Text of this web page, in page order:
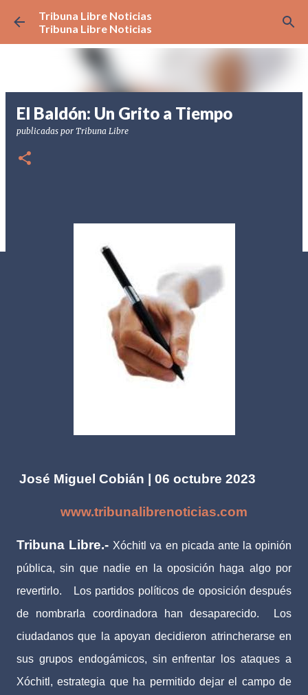
Ir al contenido principal
Tribuna Libre Noticias
Tribuna Libre Noticias
El Baldón: Un Grito a Tiempo
publicadas por Tribuna Libre
José Miguel Cobián | 06 octubre 2023
www.tribunalibrenoticias.com
Tribuna Libre.- Xóchitl va en picada ante la opinión
pública, sin que nadie en la oposición haga algo por
revertirlo.
Los partidos políticos de oposición después
de nombrarla coordinadora han desaparecido.
Los
ciudadanos que la apoyan decidieron atrincherarse en
sus grupos endogámicos, sin enfrentar los ataques a
Xóchitl, estrategia que ha permitido dejar el campo de